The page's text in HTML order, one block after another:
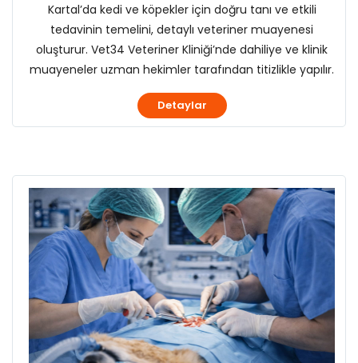
Kartal’da kedi ve köpekler için doğru tanı ve etkili
tedavinin temelini, detaylı veteriner muayenesi
oluşturur. Vet34 Veteriner Kliniği’nde dahiliye ve klinik
muayeneler uzman hekimler tarafından titizlikle yapılır.
Detaylar